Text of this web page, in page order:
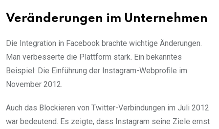
Veränderungen im Unternehmen
Die Integration in Facebook brachte wichtige Änderungen.
Man verbesserte die Plattform stark. Ein bekanntes
Beispiel: Die Einführung der Instagram-Webprofile im
November 2012.
Auch das Blockieren von Twitter-Verbindungen im Juli 2012
war bedeutend. Es zeigte, dass Instagram seine Ziele ernst